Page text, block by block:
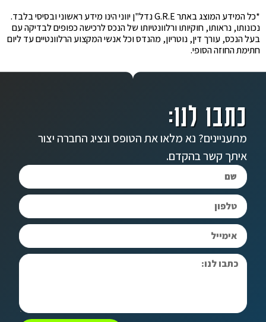
*כל המידע המוצג באתר G.R.E נדל"ן יווני הינו מידע ראשוני ובסיסי בלבד.
נכונותו, נראותו, חוקיותו ורלוונטיותו של הנכס לרכישה כפופים לבדיקה עם
בעל הנכס, עורך דין, נוטריון, מהנדס וכל אנשי המקצוע הרלוונטיים עד ליום
חתימת החוזה הסופי.
כתבו לנו:
מתעניינים? נא מלאו את הטופס ונציג החברה יצור
איתך קשר בהקדם.